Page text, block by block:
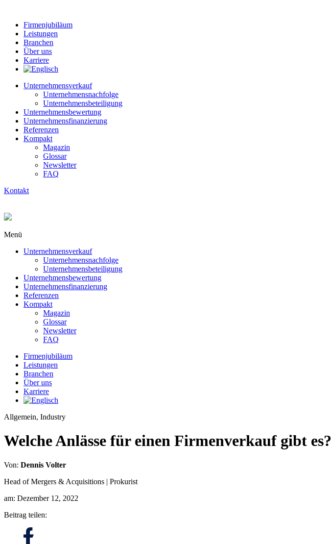
Firmenjubiläum
Leistungen
Branchen
Über uns
Karriere
Unternehmensverkauf
Unternehmensnachfolge
Unternehmensbeteiligung
Unternehmensbewertung
Unternehmens­finanzierung
Referenzen
Kompakt
Magazin
Glossar
Newsletter
FAQ
Kontakt
Menü
Unternehmensverkauf
Unternehmensnachfolge
Unternehmensbeteiligung
Unternehmensbewertung
Unternehmens­finanzierung
Referenzen
Kompakt
Magazin
Glossar
Newsletter
FAQ
Firmenjubiläum
Leistungen
Branchen
Über uns
Karriere
Allgemein, Industry
Welche Anlässe für einen Firmenverkauf gibt es?
Von: Dennis Volter
Head of Mergers & Acquisitions | Prokurist
am: Dezember 12, 2022
Beitrag teilen: